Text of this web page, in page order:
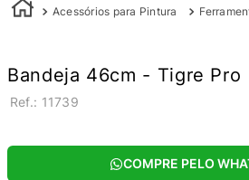
Acessórios para Pintura
Bandeja 46cm - Tigre Pro
: 11739
COMPRE PELO